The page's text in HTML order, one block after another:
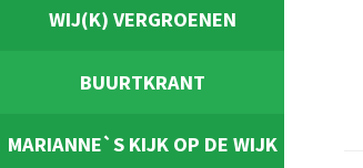
WIJ(K) VERGROENEN
BUURTKRANT
MARIANNE`S KIJK OP DE WIJK